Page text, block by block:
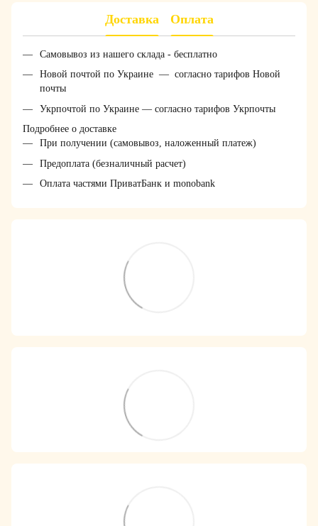
Доставка Оплата
Самовывоз из нашего склада - бесплатно
Новой почтой по Украине — согласно тарифов Новой
почты
Укрпочтой по Украине — согласно тарифов Укрпочты
Подробнее о доставке
При получении (самовывоз, наложенный платеж)
Предоплата (безналичный расчет)
Оплата частями ПриватБанк и monobank